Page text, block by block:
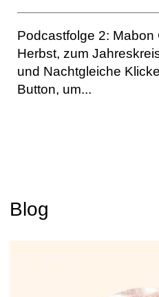
Podcastfolge 2: Mabon
Herbst, zum
und Nachtgleiche
Button, um...
Blog